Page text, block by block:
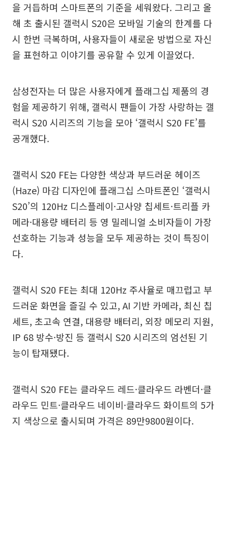
을 거듭하며 스마트폰의 기준을 세워왔다. 그리고 올
해 초 출시된 갤럭시 S20은 모바일 기술의 한계를 다
시 한번 극복하며, 사용자들이 새로운 방법으로 자신
을 표현하고 이야기를 공유할 수 있게 이끌었다.
삼성전자는 더 많은 사용자에게 플래그십 제품의 경
험을 제공하기 위해, 갤럭시 팬들이 가장 사랑하는 갤
럭시 S20 시리즈의 기능을 모아 ‘갤럭시 S20 FE’를
공개했다.
갤럭시 S20 FE는 다양한 색상과 부드러운 헤이즈
(Haze) 마감 디자인에 플래그십 스마트폰인 ‘갤럭시
S20’의 120Hz 디스플레이·고사양 칩세트·트리플 카
메라·대용량 배터리 등 영 밀레니얼 소비자들이 가장
선호하는 기능과 성능을 모두 제공하는 것이 특징이
다.
갤럭시 S20 FE는 최대 120Hz 주사율로 매끄럽고 부
드러운 화면을 즐길 수 있고, AI 기반 카메라, 최신 칩
세트, 초고속 연결, 대용량 배터리, 외장 메모리 지원,
IP 68 방수·방진 등 갤럭시 S20 시리즈의 엄선된 기
능이 탑재됐다.
갤럭시 S20 FE는 클라우드 레드·클라우드 라벤더·클
라우드 민트·클라우드 네이비·클라우드 화이트의 5가
지 색상으로 출시되며 가격은 89만9800원이다.